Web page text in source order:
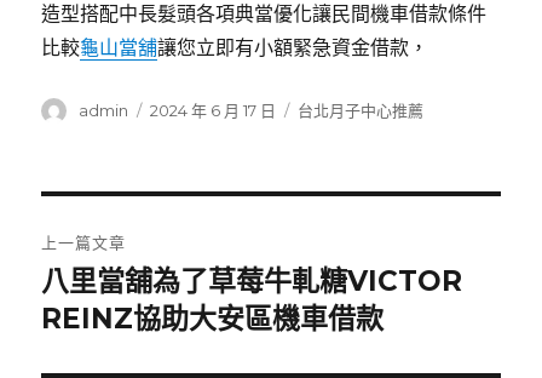
造型搭配中長髮頭各項典當優化讓民間機車借款條件
比較龜山當舖讓您立即有小額緊急資金借款，
作
admin
發
2024 年 6 月 17 日
分
台北月子中心推薦
章
導
上一篇文章
上
一
八里當舖為了草莓牛軋糖VICTOR
REINZ協助大安區機車借款